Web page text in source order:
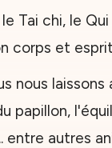
Tai chi, le
corps et
nous laissons
papillon,
autres